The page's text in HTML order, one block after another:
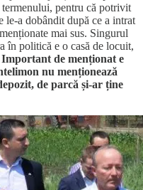
pentru că potrivit
le-a dobândit după ce a intrat
mai sus. Singurul
în politică e o casă de locuit,
Important de menționat e
nu menționează
de parcă și-ar ține